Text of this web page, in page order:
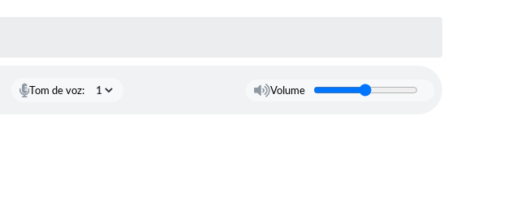
Tom de voz: Volume